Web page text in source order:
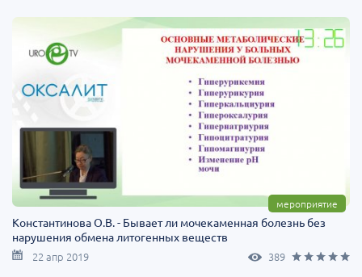
мероприятие
Константинова О.В. - Бывает ли мочекаменная болезнь без
нарушения обмена литогенных веществ
22 апр 2019 389